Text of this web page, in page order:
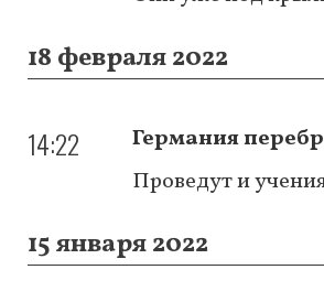
18 февраля 2022
14:22
Германия
Проведут и
15 января 2022